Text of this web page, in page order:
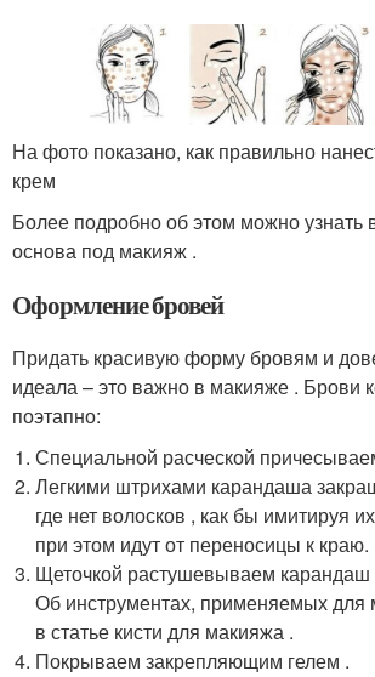
На фото показано, как правильно
крем
Более подробно об этом можно узнать
основа под макияж .
Оформление бровей
Придать красивую форму бровям и
идеала – это важно в макияже . Брови
поэтапно:
Специальной расческой
Легкими штрихами карандаша
где нет волосков , как бы имитируя
при этом идут от переносицы к краю.
Щеточкой растушевываем карандаш
Об инструментах, применяемых для
в статье кисти для макияжа .
Покрываем закрепляющим гелем .